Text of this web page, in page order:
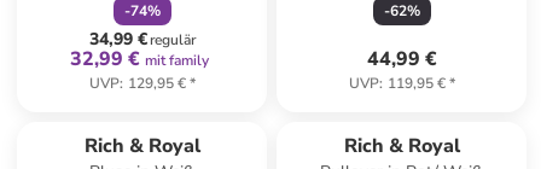
-74%
34,99 €regulär
32,99 € mit family
UVP: 129,95 €*
-62%
44,99 €
UVP: 119,95 €*
Rich & Royal Rich & Royal